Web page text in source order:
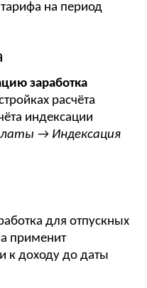
на период
заработка
расчёта
индексации
→ Индексация
для отпускных
применит
к доходу до даты